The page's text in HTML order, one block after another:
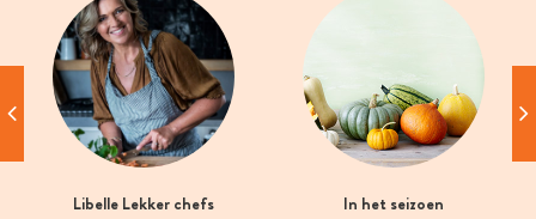
Libelle Lekker chefs In het seizoen